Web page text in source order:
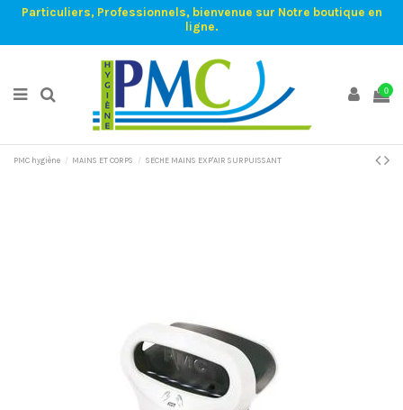
Particuliers, Professionnels, bienvenue sur Notre boutique en
ligne.
0
PMC hygiène MAINS ET CORPS SECHE MAINS EXP'AIR SURPUISSANT